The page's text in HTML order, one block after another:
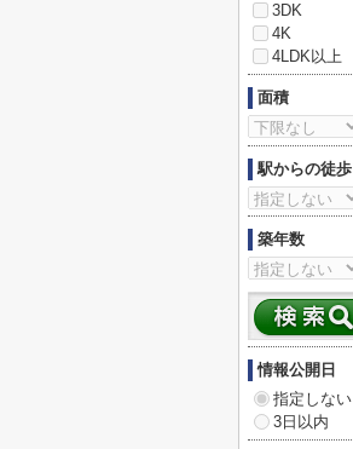
3DK
4K
4LDK以上
面積
駅からの徒歩
築年数
情報公開日
指定しない
3日以内